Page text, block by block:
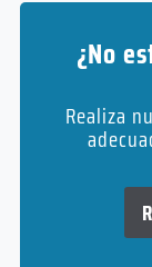
¿No
Realiza